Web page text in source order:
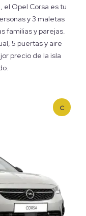
el Opel Corsa es tu
y 3 maletas
familias y parejas.
5 puertas y aire
precio de la isla
C